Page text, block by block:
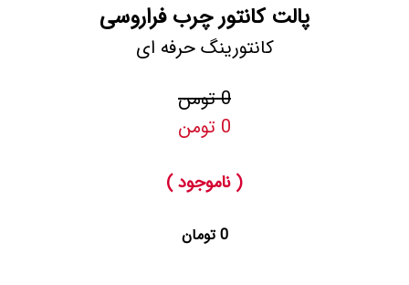
پالت کانتور چرب فراروسی
کانتورینگ حرفه ای
0 تومن
0 تومن
( ناموجود )
0 تومان